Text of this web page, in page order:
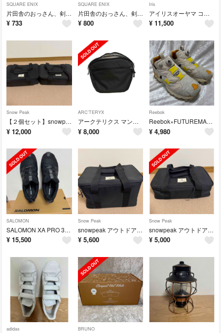
SQUARE ENIX
片田舎のおっさん、剣聖になる２
¥ 733
SQUARE ENIX
片田舎のおっさん、剣聖になる３
¥ 800
Iris
アイリスオーヤマ コンパクトクーラー ICA-0301G
¥ 11,500
Snow Peak
【２個セット】snowpeak ユニットギアバッグ110 UG-461
¥ 12,000
ARC'TERYX
アークテリクス マンティス 2 ウエストパック X000008973
¥ 8,000
Reebok
Reebok×FUTUREMADE STUDIO INSTAPUMP FURY
¥ 4,980
SALOMON
SALOMON XA PRO 3D GORE-TEXトレイルランニングシューズ
¥ 15,500
Snow Peak
snowpeak アウトドアバッグ ユニットギアバッグ220 UG-462
¥ 5,600
Snow Peak
snowpeak アウトドアバッグ ユニットギアバッグ110 UG-461
¥ 5,000
adidas BRUNO